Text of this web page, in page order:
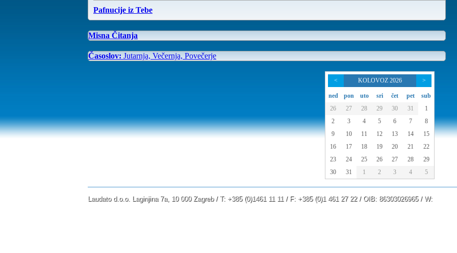
Pafnucije iz Tebe
Misna Čitanja
Časoslov: Jutarnja, Večernja, Povečerje
< KOLOVOZ 2026 >
ned pon uto sri čet pet
sub
26
27 28 29 30 31
1
2
3 4 5 6 7
8
9
10 11 12 13 14
15
16
17 18 19 20 21
22
23
24 25 26 27 28
29
30
31 1 2 3 4 5
Laudato d.o.o. Laginjina 7a, 10 000 Zagreb / T: +385 (0)1461 11 11 / F: +385 (0)1 461 27 22 / OIB: 86303026965 / W: